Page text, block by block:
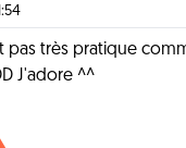
pas très pratique
J'adore ^^